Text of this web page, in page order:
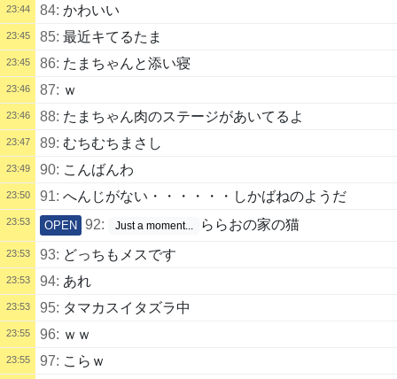
23:44 84: かわいい
23:45 85: 最近キてるたま
23:45 86: たまちゃんと添い寝
23:46 87: ｗ
23:46 88: たまちゃん肉のステージがあいてるよ
23:47 89: むちむちまさし
23:49 90: こんばんわ
23:50 91: へんじがない・・・・・・しかばねのようだ
23:53 OPEN 92: Just a moment... ららおの家の猫
23:53 93: どっちもメスです
23:53 94: あれ
23:53 95: タマカスイタズラ中
23:55 96: ｗｗ
23:55 97: こらｗ